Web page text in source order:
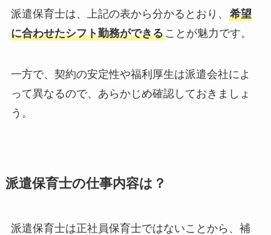
派遣保育士は、上記の表から分かるとおり、 希望
に合わせたシフト勤務ができることが魅力です。
一方で、契約の安定性や福利厚生は派遣会社によ
って異なるので、あらかじめ確認しておきましょ
う。
派遣保育士の仕事内容は？
派遣保育士は正社員保育士ではないことから、補